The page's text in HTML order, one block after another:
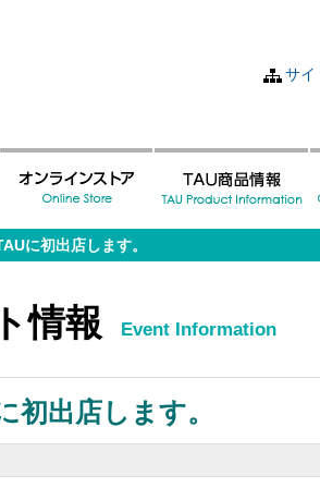
サイ
に初出店します。
情報 Event Information
初出店します。